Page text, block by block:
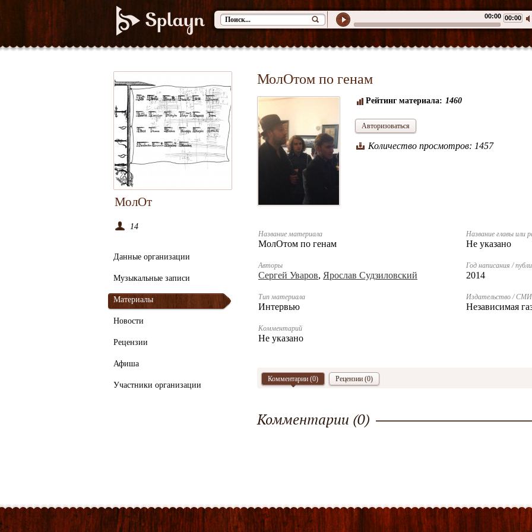
00:00 00:00
МолОт
14
Данные организации
Музыкальные записи
Материалы
Новости
Рецензии
Афиша
Участники организации
МолОтом по генам
Рейтинг материала: 1460
Авторизоваться
Количество просмотров: 1457
Название материала
МолОтом по генам
Название главы или
Не указано
Авторы
Сергей Уваров, Ярослав Судзиловский
Год написания /
2014
Тип материала
Интервью
Издательство / СМИ
Независимая
Комментарий
Не указано
Комментарии (0) Рецензии (0)
Комментарии (0)